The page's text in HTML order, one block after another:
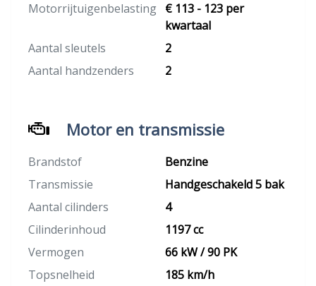
Motorrijtuigenbelasting € 113 - 123 per
kwartaal
Aantal sleutels
2
Aantal handzenders
2
Motor en transmissie
Brandstof
Benzine
Transmissie
Handgeschakeld 5 bak
Aantal cilinders
4
Cilinderinhoud
1197 cc
Vermogen
66 kW / 90 PK
Topsnelheid
185 km/h